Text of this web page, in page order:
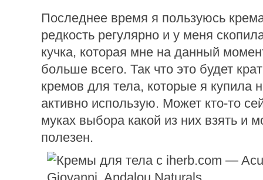
Последнее время я пользуюсь
редкость регулярно и у меня
кучка, которая мне на данный
больше всего. Так что это будет
кремов для тела, которые я купила
активно использую. Может кто-то
муках выбора какой из них взять и
полезен.